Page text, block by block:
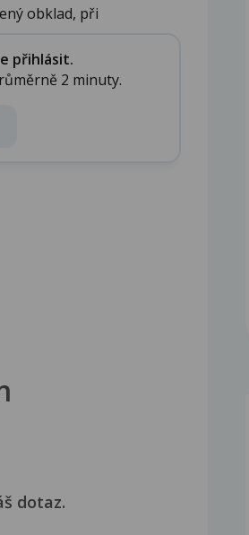
obklad, při
přihlásit.
2 minuty.
dotaz.